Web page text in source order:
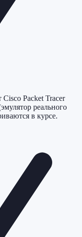
Packet Tracer
реального
в курсе.